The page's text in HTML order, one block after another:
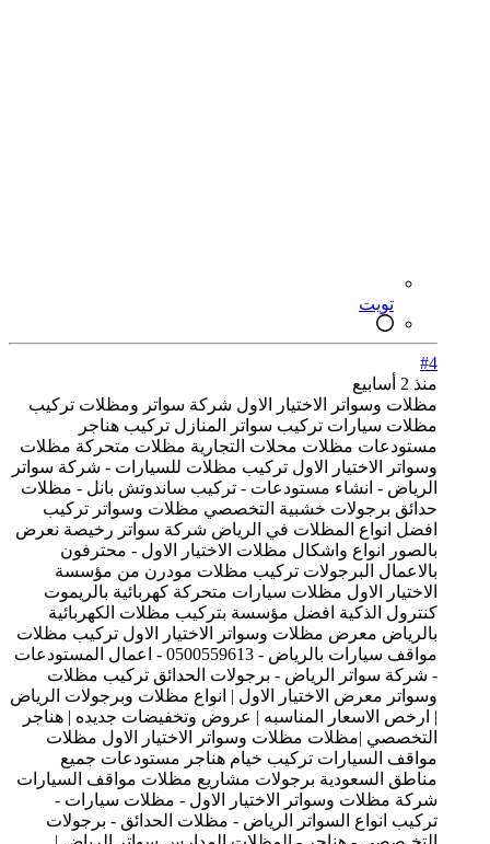
تويت
#4
منذ 2 أسابيع
مظلات وسواتر الاختيار الاول شركة سواتر ومظلات تركيب
مظلات سيارات تركيب سواتر المنازل تركيب هناجر
مستودعات مظلات محلات التجارية مظلات متحركة مظلات
وسواتر الاختيار الاول تركيب مظلات للسيارات - شركة سواتر
الرياض - انشاء مستودعات - تركيب ساندوتش بانل - مظلات
حدائق برجولات خشبية التخصصي مظلات وسواتر تركيب
افضل انواع المظلات في الرياض شركة سواتر رخيصة نعرض
بالصور انواع واشكال مظلات الاختيار الاول - محترفون
بالاعمال البرجولات تركيب مظلات مودرن من مؤسسة
الاختيار الاول مظلات سيارات متحركة كهربائية بالريموت
كنترول الذكية افضل مؤسسة بتركيب مظلات الكهربائية
بالرياض معرض مظلات وسواتر الاختيار الاول تركيب مظلات
مواقف سيارات بالرياض - 0500559613 - اعمال المستودعات
- شركة سواتر الرياض - برجولات الحدائق تركيب مظلات
وسواتر معرض الاختيار الاول | انواع مظلات وبرجولات الرياض
| ارخص الاسعار المناسبه | عروض وتخفيضات جديده | هناجر
التخصصي |مظلات مظلات وسواتر الاختيار الاول مظلات
مواقف السيارات تركيب خيام هناجر مستودعات جميع
مناطق السعودية برجولات مشاريع مظلات مواقف السيارات
شركة مظلات وسواتر الاختيار الاول - مظلات سيارات -
تركيب انواع السواتر الرياض - مظلات الحدائق - برجولات